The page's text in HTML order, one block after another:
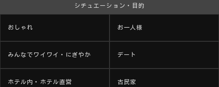
シチュエーション・目的
おしゃれ お一人様
みんなでワイワイ・にぎやか デート
ホテル内・ホテル直営 古民家